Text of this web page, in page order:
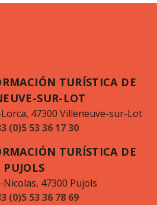
TURÍSTICA DE
SUR-LOT
47300 Villeneuve-sur-Lot
(0)5 53 36 17 30
TURÍSTICA DE
PUJOLS
Nicolas, 47300 Pujols
(0)5 53 36 78 69